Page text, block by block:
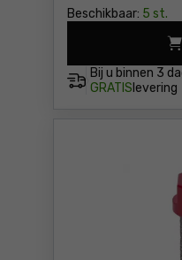
Beschikbaar: 5 st.
Bij u binnen 3
GRATIS levering